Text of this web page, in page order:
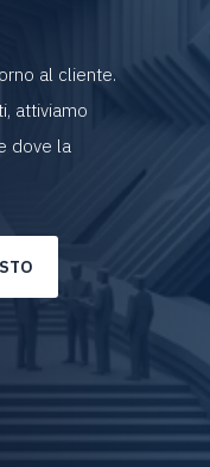
al cliente.
attiviamo
dove la